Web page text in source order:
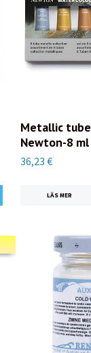
Metallic
Newton-8 ml
36,23 €
LÄS MER